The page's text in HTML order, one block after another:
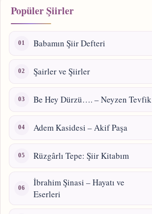
Popüler Şiirler
Babamın Şiir Defteri
Şairler ve Şiirler
Be Hey Dürzü…. – Neyzen Tevfik
Adem Kasidesi – Akif Paşa
Rüzgârlı Tepe: Şiir Kitabım
İbrahim Şinasi – Hayatı ve
Eserleri